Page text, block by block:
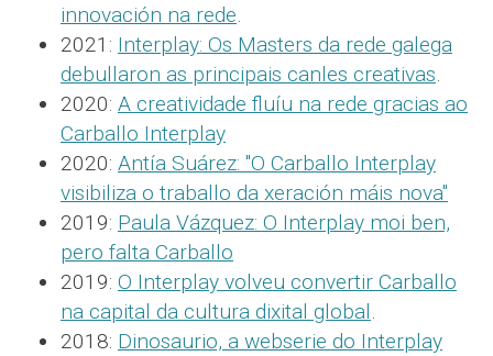
innovación na rede.
2021: Interplay: Os Masters da rede galega
debullaron as principais canles creativas.
2020: A creatividade fluíu na rede gracias ao
Carballo Interplay
2020: Antía Suárez: "O Carballo Interplay
visibiliza o traballo da xeración máis nova"
2019: Paula Vázquez: O Interplay moi ben,
pero falta Carballo
2019: O Interplay volveu convertir Carballo
na capital da cultura dixital global.
2018: Dinosaurio, a webserie do Interplay